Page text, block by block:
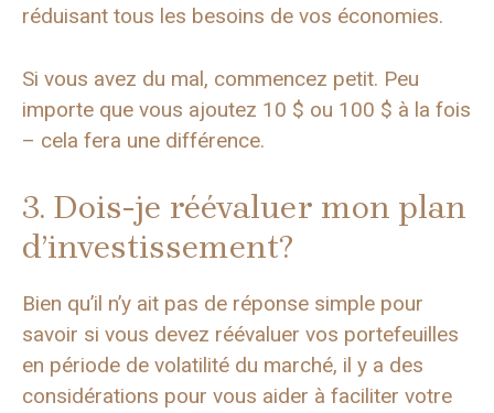
réduisant tous les besoins de vos économies.
Si vous avez du mal, commencez petit. Peu
importe que vous ajoutez 10 $ ou 100 $ à la fois
– cela fera une différence.
3. Dois-je réévaluer mon plan
d’investissement?
Bien qu’il n’y ait pas de réponse simple pour
savoir si vous devez réévaluer vos portefeuilles
en période de volatilité du marché, il y a des
considérations pour vous aider à faciliter votre